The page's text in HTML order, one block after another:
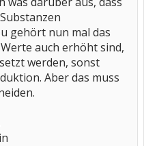
gehört nun mal das
auch erhöht sind,
werden, sonst
Aber das muss